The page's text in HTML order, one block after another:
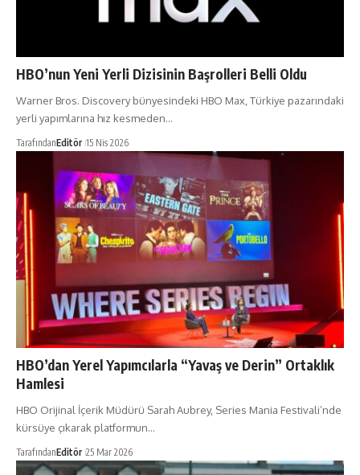
HBO’nun Yeni Yerli Dizisinin Başrolleri Belli Oldu
Warner Bros. Discovery bünyesindeki HBO Max, Türkiye pazarındaki
yerli yapımlarına hız kesmeden…
TarafındanEditör 15 Nis 2026
HBO’dan Yerel Yapımcılarla “Yavaş ve Derin” Ortaklık
Hamlesi
HBO Orijinal İçerik Müdürü Sarah Aubrey, Series Mania Festivali’nde
kürsüye çıkarak platformun…
TarafındanEditör 25 Mar 2026